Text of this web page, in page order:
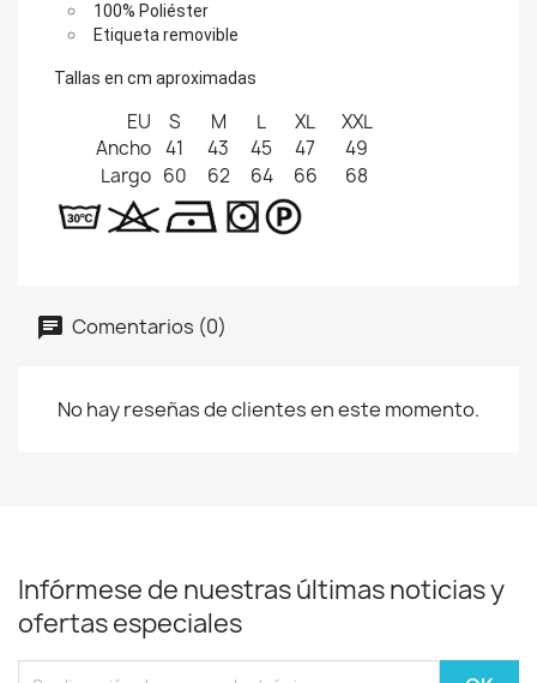
100% Poliéster
Etiqueta removible
Tallas en cm aproximadas
EU S M L XL
XXL
Ancho 41 43 45 47
49
Largo 60 62 64 66 68
Comentarios (0)
No hay reseñas de clientes en este momento.
Infórmese de nuestras últimas noticias y
ofertas especiales